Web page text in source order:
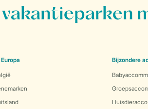
Bijzondere